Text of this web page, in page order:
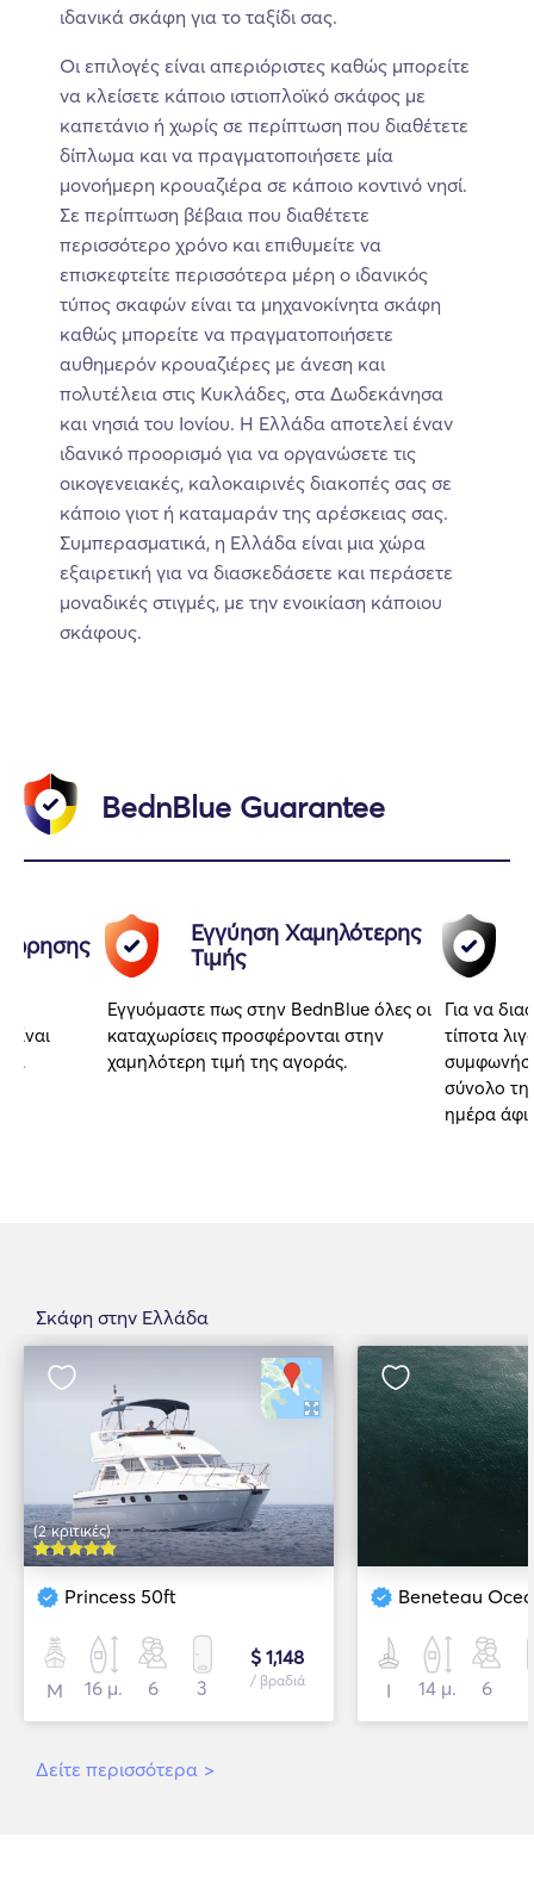
ιδανικά σκάφη για το ταξίδι σας.
Οι επιλογές είναι απεριόριστες καθώς μπορείτε
να κλείσετε κάποιο ιστιοπλοϊκό σκάφος με
καπετάνιο ή χωρίς σε περίπτωση που διαθέτετε
δίπλωμα και να πραγματοποιήσετε μία
μονοήμερη κρουαζιέρα σε κάποιο κοντινό νησί.
Σε περίπτωση βέβαια που διαθέτετε
περισσότερο χρόνο και επιθυμείτε να
επισκεφτείτε περισσότερα μέρη ο ιδανικός
τύπος σκαφών είναι τα μηχανοκίνητα σκάφη
καθώς μπορείτε να πραγματοποιήσετε
αυθημερόν κρουαζιέρες με άνεση και
πολυτέλεια στις Κυκλάδες, στα Δωδεκάνησα
και νησιά του Ιονίου. Η Ελλάδα αποτελεί έναν
ιδανικό προορισμό για να οργανώσετε τις
οικογενειακές, καλοκαιρινές διακοπές σας σε
κάποιο γιοτ ή καταμαράν της αρέσκειας σας.
Συμπερασματικά, η Ελλάδα είναι μια χώρα
εξαιρετική για να διασκεδάσετε και περάσετε
μοναδικές στιγμές, με την ενοικίαση κάποιου
σκάφους.
BednBlue Guarantee
Εγγύηση Χαμηλότερης
Τιμής
Εγγυόμαστε πως στην BednBlue όλες οι
καταχωρίσεις προσφέρονται στην
χαμηλότερη τιμή της αγοράς.
Για να
τίποτα
σύνολο
ημέρα
Σκάφη στην Ελλάδα
(2 κριτικές)
Princess 50ft
Μ 16 μ. 6 3
$ 1,148
/ βραδιά
Beneteau
Ι 14 μ. 6
Δείτε περισσότερα >